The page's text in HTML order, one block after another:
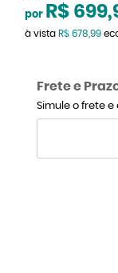
por R$
à vista R$ 678,99
Frete e
Simule o frete